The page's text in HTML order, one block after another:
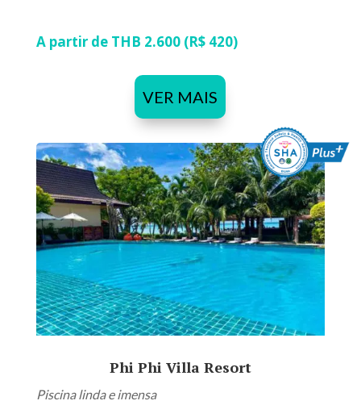
A partir de THB 2.600 (R$ 420)
VER MAIS
Phi Phi Villa Resort
Piscina linda e imensa